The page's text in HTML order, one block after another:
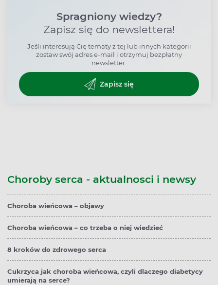
Spragniony wiedzy?
Zapisz się do newslettera!
Jeśli interesują Cię tematy z tej lub innych kategorii
zostaw swój adres e-mail i otrzymuj bezpłatny
newsletter.
Zapisz się
Choroby serca - aktualnosci i newsy
Choroba wieńcowa – objawy
Choroba wieńcowa – co trzeba o niej wiedzieć
8 kroków do zdrowego serca
Cukrzyca jak choroba wieńcowa, czyli dlaczego diabetycy
umierają na serce?